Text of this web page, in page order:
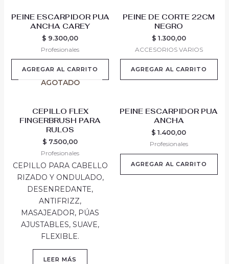
PEINE ESCARPIDOR PUA
ANCHA CAREY
$ 9.300,00
Profesionales
AGREGAR AL CARRITO
PEINE DE CORTE 22CM
NEGRO
$ 1.300,00
ACCESORIOS VARIOS
AGREGAR AL CARRITO
AGOTADO
CEPILLO FLEX
FINGERBRUSH PARA
RULOS
$ 7.500,00
Profesionales
CEPILLO PARA CABELLO
RIZADO Y ONDULADO,
DESENREDANTE,
ANTIFRIZZ,
MASAJEADOR, PÚAS
AJUSTABLES, SUAVE,
FLEXIBLE.
LEER MÁS
PEINE ESCARPIDOR PUA
ANCHA
$ 1.400,00
Profesionales
AGREGAR AL CARRITO